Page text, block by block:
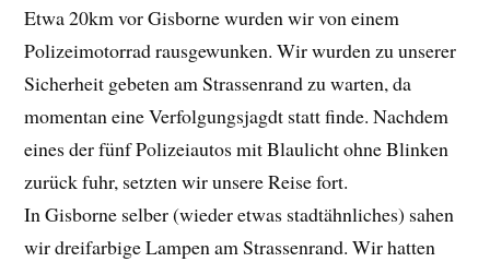
Etwa 20km vor Gisborne wurden wir von einem
Polizeimotorrad rausgewunken. Wir wurden zu unserer
Sicherheit gebeten am Strassenrand zu warten, da
momentan eine Verfolgungsjagdt statt finde. Nachdem
eines der fünf Polizeiautos mit Blaulicht ohne Blinken
zurück fuhr, setzten wir unsere Reise fort.
In Gisborne selber (wieder etwas stadtähnliches) sahen
wir dreifarbige Lampen am Strassenrand. Wir hatten